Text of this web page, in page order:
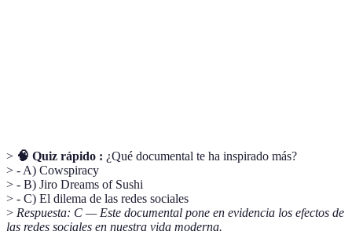
> 🧠 Quiz rápido : ¿Qué documental te ha inspirado más?
> - A) Cowspiracy
> - B) Jiro Dreams of Sushi
> - C) El dilema de las redes sociales
> Respuesta: C — Este documental pone en evidencia los efectos de
las redes sociales en nuestra vida moderna.